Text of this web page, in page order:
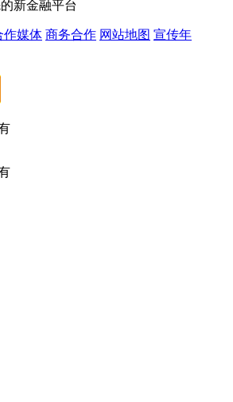
新金融平台
作媒体 商务合作 网站地图 宣传年